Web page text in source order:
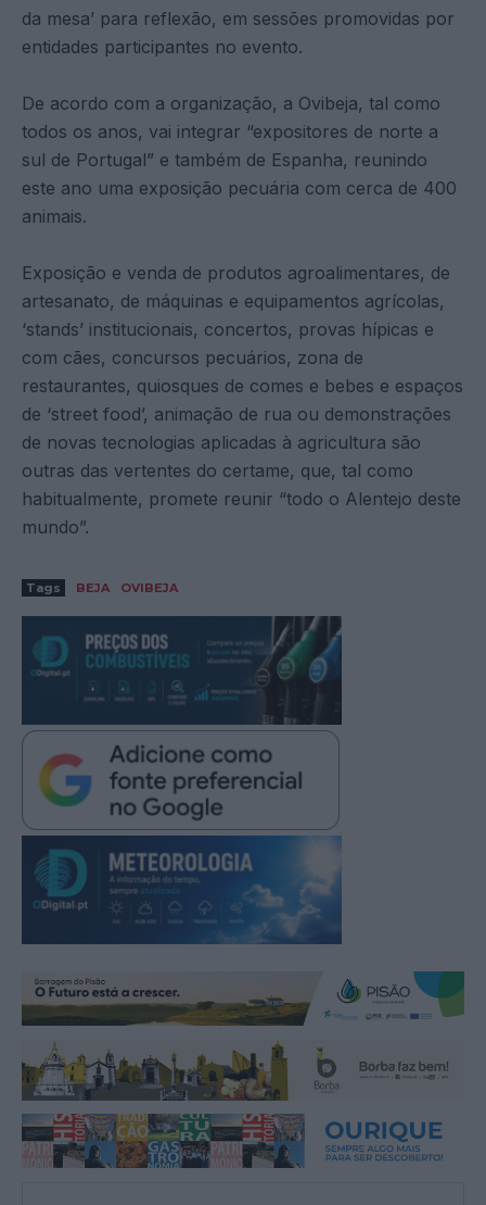
da mesa’ para reflexão, em sessões promovidas por
entidades participantes no evento.
De acordo com a organização, a Ovibeja, tal como
todos os anos, vai integrar “expositores de norte a
sul de Portugal” e também de Espanha, reunindo
este ano uma exposição pecuária com cerca de 400
animais.
Exposição e venda de produtos agroalimentares, de
artesanato, de máquinas e equipamentos agrícolas,
‘stands’ institucionais, concertos, provas hípicas e
com cães, concursos pecuários, zona de
restaurantes, quiosques de comes e bebes e espaços
de ‘street food’, animação de rua ou demonstrações
de novas tecnologias aplicadas à agricultura são
outras das vertentes do certame, que, tal como
habitualmente, promete reunir “todo o Alentejo deste
mundo”.
Tags BEJA OVIBEJA